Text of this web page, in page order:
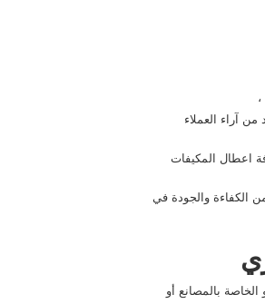
،
آراء العملاء
اعطال المكيفات
الكفاءة والجودة في
بالمصانع أو